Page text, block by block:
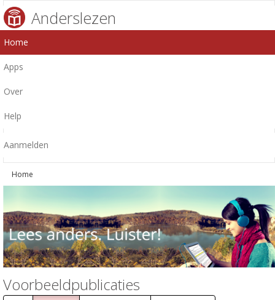
Anderslezen
Home
Apps
Over
Help
Aanmelden
Home
Voorbeeldpublicaties